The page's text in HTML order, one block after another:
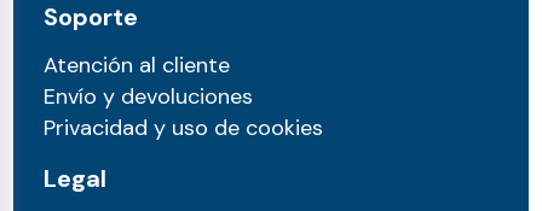
Soporte
Atención al cliente
Envío y devoluciones
Privacidad y uso de cookies
Legal